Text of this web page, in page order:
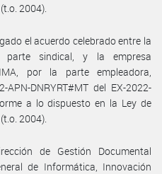
2004).
el acuerdo celebrado entre la
parte sindical, y la empresa
por la parte empleadora,
DNRYRT#MT del EX-2022-
a lo dispuesto en la Ley de
2004).
de Gestión Documental
de Informática, Innovación